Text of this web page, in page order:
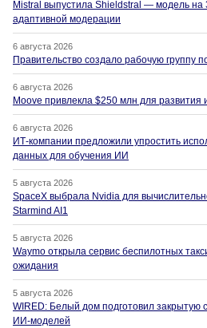
Mistral выпустила Shieldstral — модель на
адаптивной модерации
6 августа 2026
Правительство создало рабочую группу
6 августа 2026
Moove привлекла $250 млн для развития
6 августа 2026
ИТ-компании предложили упростить
данных для обучения ИИ
5 августа 2026
SpaceX выбрала Nvidia для
Starmind AI1
5 августа 2026
Waymo открыла сервис беспилотных
ожидания
5 августа 2026
WIRED: Белый дом подготовил закрытую
ИИ-моделей